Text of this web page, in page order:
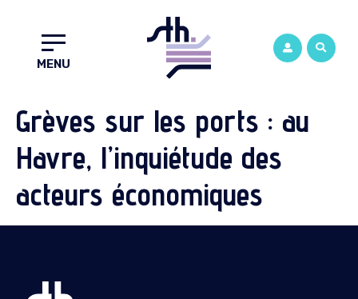
MENU
Grèves sur les ports : au
Havre, l’inquiétude des
acteurs économiques